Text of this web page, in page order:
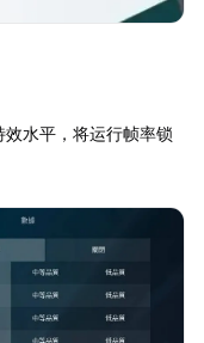
水平，将运行帧率锁